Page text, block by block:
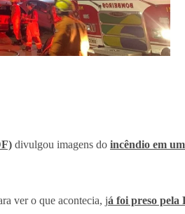
divulgou imagens do incêndio em
ver o que acontecia, já foi preso